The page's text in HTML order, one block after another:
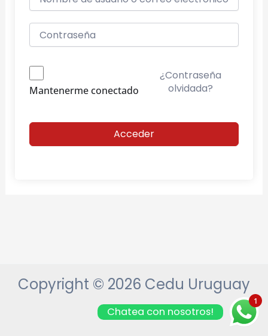
Mantenerme conectado
¿Contraseña
olvidada?
Acceder
Copyright © 2026 Cedu Uruguay
1
Chatea con nosotros!